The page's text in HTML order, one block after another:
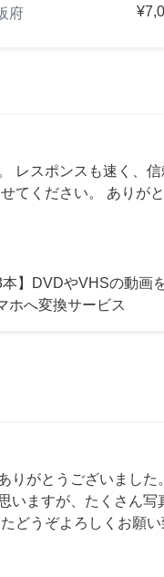
府
レスポンスも速く、信
てください。 ありがと
本】DVDやVHSの動画
ホへ変換サービス
りがとうございました。
いますが、たくさん写
どうぞよろしくお願い